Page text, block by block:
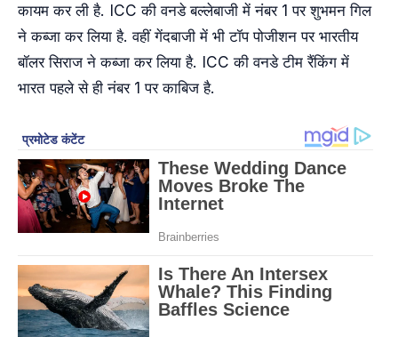
कायम कर ली है. ICC की वनडे बल्लेबाजी में नंबर 1 पर शुभमन गिल
ने कब्जा कर लिया है. वहीं गेंदबाजी में भी टॉप पोजीशन पर भारतीय
बॉलर सिराज ने कब्जा कर लिया है. ICC की वनडे टीम रैंकिंग में
भारत पहले से ही नंबर 1 पर काबिज है.